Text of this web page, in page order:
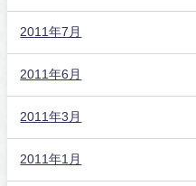
2011年7月
2011年6月
2011年3月
2011年1月